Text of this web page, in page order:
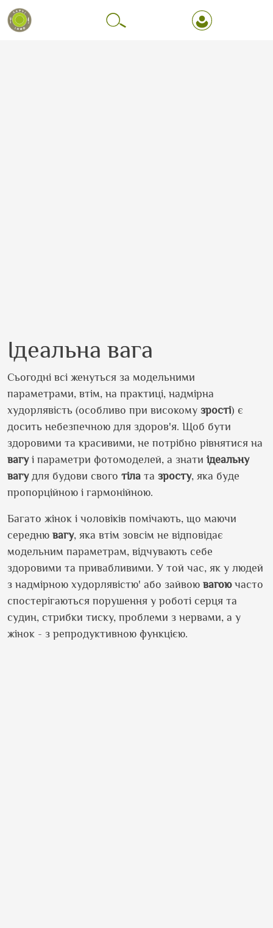
Ідеальна вага
Сьогодні всі женуться за модельними
параметрами, втім, на практиці, надмірна
худорлявість (особливо при високому зрості) є
досить небезпечною для здоров'я. Щоб бути
здоровими та красивими, не потрібно рівнятися на
вагуі параметри фотомоделей, а знати ідеальну
вагудля будови свого тіла та зросту, яка буде
пропорційною і гармонійною.
Багато жінок і чоловіків помічають, що маючи
середню вагу, яка втім зовсім не відповідає
модельним параметрам, відчувають себе
здоровими та привабливими. У той час, як у людей
з надмірною худорлявістю' або зайвою вагоючасто
спостерігаються порушення у роботі серця та
судин, стрибки тиску, проблеми з нервами, а у
жінок - з репродуктивною функцією.